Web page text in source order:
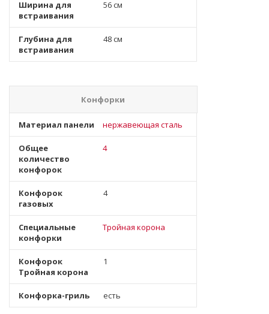
Ширина для
встраивания
56 см
Глубина для
встраивания
48 см
Конфорки
Материал панели нержавеющая сталь
Общее
количество
конфорок
4
Конфорок
газовых
4
Специальные
конфорки
Тройная корона
Конфорок
Тройная корона
1
Конфорка-гриль есть